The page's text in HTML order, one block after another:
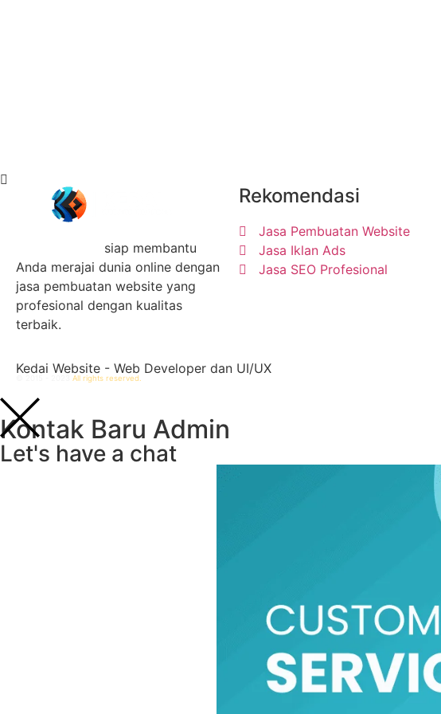
siap membantu
Anda merajai dunia online dengan
jasa pembuatan website yang
profesional dengan kualitas
terbaik.
Rekomendasi
Jasa Pembuatan Website
Jasa Iklan Ads
Jasa SEO Profesional
Kedai Website - Web Developer dan UI/UX
All rights reserved.
Kontak Baru Admin
Let's have a chat